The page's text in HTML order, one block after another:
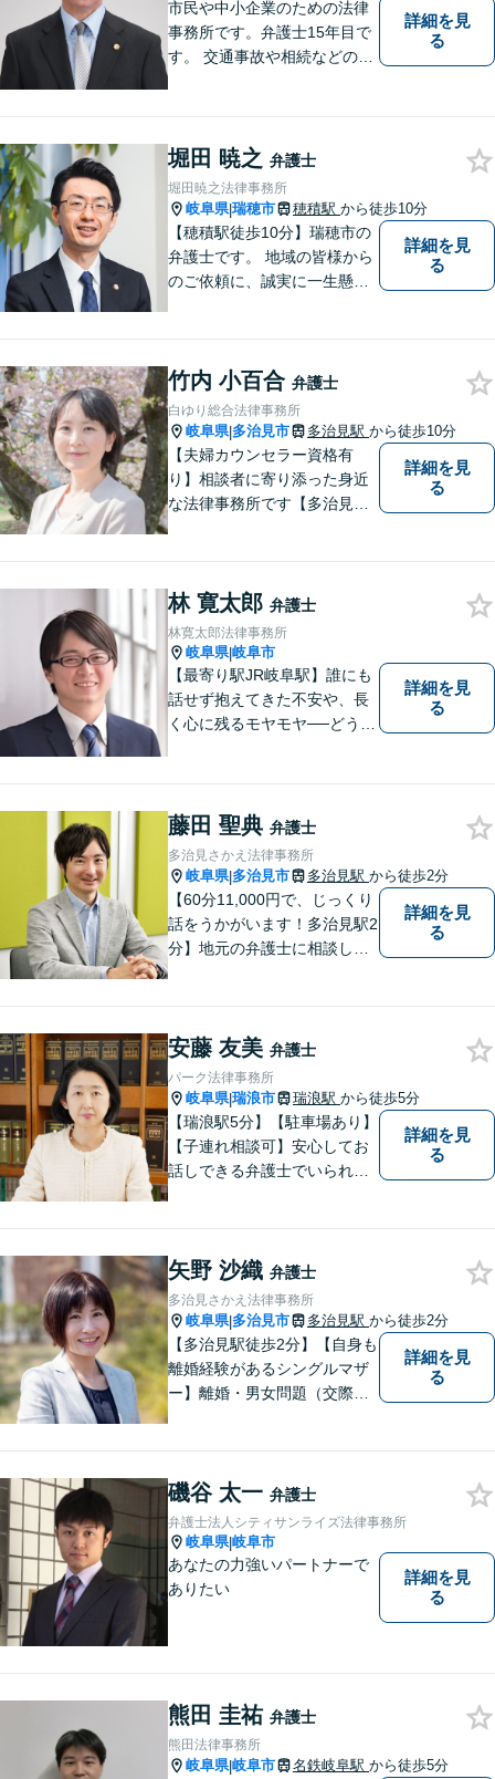
市民や中小企業のための法律
事務所です。弁護士15年目で
す。 交通事故や相続などの相
ました。特に交通事故では多
くの後遺障害事故や死亡事故
を解決してきました。
詳細を見
る
堀田 暁之 弁護士
堀田暁之法律事務所
岐阜県|瑞穂市 穂積駅 から徒歩10分
【穂積駅徒歩10分】瑞穂市の
弁護士です。 地域の皆様から
のご依頼に、誠実に一生懸命
はじめとする民事事件に対応
してきました。お気軽にお電
話ください【駐車場完備】
詳細を見
る
竹内 小百合 弁護士
白ゆり総合法律事務所
岐阜県|多治見市 多治見駅 から徒歩10分
【夫婦カウンセラー資格有
り】相談者に寄り添った身近
な法律事務所です【多治見駅
市など東濃地方を中心エリア
として活動している法律事務
所です。
詳細を見
る
林 寛太郎 弁護士
林寛太郎法律事務所
岐阜県|岐阜市
【最寄り駅JR岐阜駅】誰にも
話せず抱えてきた不安や、長
く心に残るモヤモヤ──どうぞ
一緒に見つけていきます。
【丁寧なヒアリング】【地域
密着型の法律事務所】
詳細を見
る
藤田 聖典 弁護士
多治見さかえ法律事務所
岐阜県|多治見市 多治見駅 から徒歩2分
【60分11,000円で、じっくり
話をうかがいます！多治見駅2
分】地元の弁護士に相談した
まで。相談料は、平日営業時
間内は60分11,000円。じっく
り話をうかがいます。
詳細を見
る
安藤 友美 弁護士
パーク法律事務所
岐阜県|瑞浪市 瑞浪駅 から徒歩5分
【瑞浪駅5分】【駐車場あり】
【子連れ相談可】安心してお
話しできる弁護士でいられる
ます。より良い解決ができる
ようサポートしたいと考えて
おります。
詳細を見
る
矢野 沙織 弁護士
多治見さかえ法律事務所
岐阜県|多治見市 多治見駅 から徒歩2分
【多治見駅徒歩2分】【自身も
離婚経験があるシングルマザ
ー】離婚・男女問題（交際ト
ご提案いたします。【夫婦カ
ウンセラーの資格あり】
詳細を見
る
磯谷 太一 弁護士
弁護士法人シティサンライズ法律事務所
岐阜県|岐阜市
あなたの力強いパートナーで
ありたい
詳細を見
る
熊田 圭祐 弁護士
熊田法律事務所
岐阜県|岐阜市 名鉄岐阜駅 から徒歩5分